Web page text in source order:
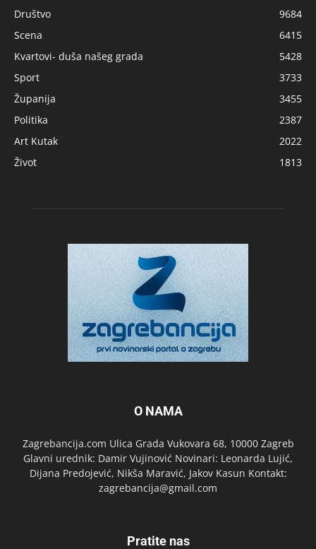
Društvo
9684
Scena
6415
Kvartovi- duša našeg grada
5428
Sport
3733
Županija
3455
Politika
2387
Art Kutak
2022
Život
1813
O NAMA
Zagrebancija.com Ulica Grada Vukovara 68, 10000 Zagreb
Glavni urednik: Damir Vujinović Novinari: Leonarda Lujić,
Dijana Predojević, Nikša Maravić, Jakov Kasun Kontakt:
zagrebancija@gmail.com
Pratite nas